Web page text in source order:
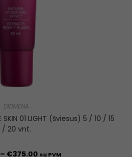
DIDMENA
01 LIGHT (šviesus) 5 / 10 / 15
/ 20 vnt.
– €375.00 su PVM